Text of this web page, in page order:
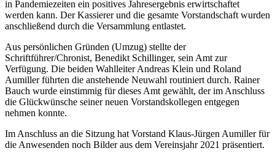
in Pandemiezeiten ein positives Jahresergebnis erwirtschaftet
werden kann. Der Kassierer und die gesamte Vorstandschaft wurden
anschließend durch die Versammlung entlastet.
Aus persönlichen Gründen (Umzug) stellte der
Schriftführer/Chronist, Benedikt Schillinger, sein Amt zur
Verfügung. Die beiden Wahlleiter Andreas Klein und Roland
Aumiller führten die anstehende Neuwahl routiniert durch. Rainer
Bauch wurde einstimmig für dieses Amt gewählt, der im Anschluss
die Glückwünsche seiner neuen Vorstandskollegen entgegen
nehmen konnte.
Im Anschluss an die Sitzung hat Vorstand Klaus-Jürgen Aumiller für
die Anwesenden noch Bilder aus dem Vereinsjahr 2021 präsentiert.